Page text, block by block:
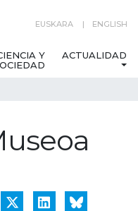
EUSKARA ENGLISH
Y
ACTUALIDAD